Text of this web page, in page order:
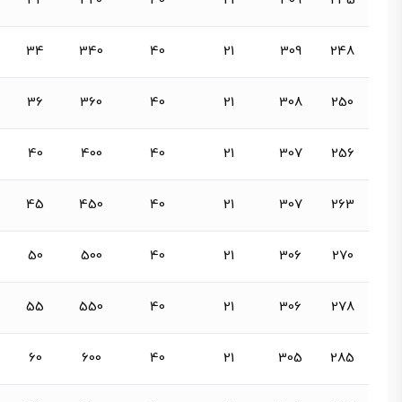
248
309
21
40
340
34
250
308
21
40
360
36
256
307
21
40
400
40
263
307
21
40
450
45
270
306
21
40
500
50
278
306
21
40
550
55
285
305
21
40
600
60